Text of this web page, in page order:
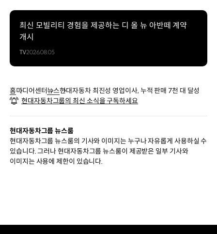
최신 모빌리티 경험을 제공하는 디 올 뉴 아반떼 계약
개시
TV2026.08.05
홈미디어센터뉴스현대자동차 최진성 영업이사, 누적 판매 7천 대 달성
현대자동차그룹의 최신 소식을 구독하세요
현대자동차그룹 뉴스룸
현대자동차그룹 뉴스룸의 기사와 이미지는 누구나 자유롭게 사용하실 수
있습니다. 그러나 현대자동차그룹 뉴스룸이 제공받은 일부 기사와
이미지는 사용에 제한이 있습니다.